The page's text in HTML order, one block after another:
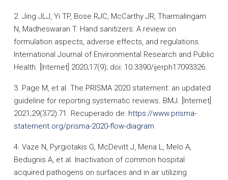
2. Jing JLJ, Yi TP, Bose RJC, McCarthy JR, Tharmalingam
N, Madheswaran T. Hand sanitizers: A review on
formulation aspects, adverse effects, and regulations.
International Journal of Environmental Research and Public
Health. [Internet] 2020;17(9); doi: 10.3390/ijerph17093326.
3. Page M, et al. The PRISMA 2020 statement: an updated
guideline for reporting systematic reviews. BMJ. [Internet]
2021;29(372):71. Recuperado de: https://www.prisma-
statement.org/prisma-2020-flow-diagram
4. Vaze N, Pyrgiotakis G, McDevitt J, Mena L, Melo A,
Bedugnis A, et al. Inactivation of common hospital
acquired pathogens on surfaces and in air utilizing